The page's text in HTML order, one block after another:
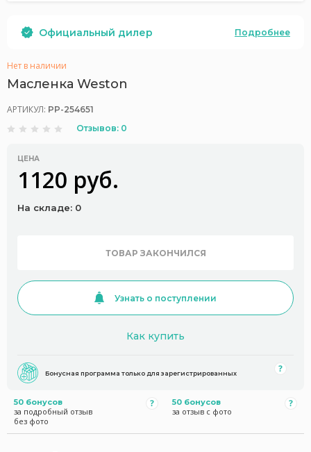
Официальный дилер Подробнее
Нет в наличии
Масленка Weston
АРТИКУЛ: PP-254651
Отзывов: 0
ЦЕНА
1120 руб.
На складе: 0
ТОВАР ЗАКОНЧИЛСЯ
Узнать о поступлении
Как купить
Бонусная программа только для зарегистрированных
50 бонусов
за подробный отзыв
без фото
50 бонусов
за отзыв с фото